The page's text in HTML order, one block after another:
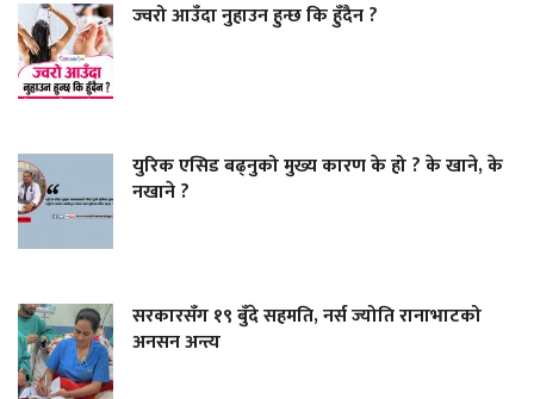
ज्वरो आउँदा नुहाउन हुन्छ कि हुँदैन ?
युरिक एसिड बढ्नुको मुख्य कारण के हो ? के खाने, के
नखाने ?
सरकारसँग १९ बुँदे सहमति, नर्स ज्योति रानाभाटको
अनसन अन्त्य